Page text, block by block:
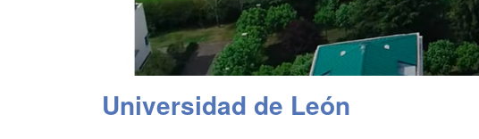
Universidad de León